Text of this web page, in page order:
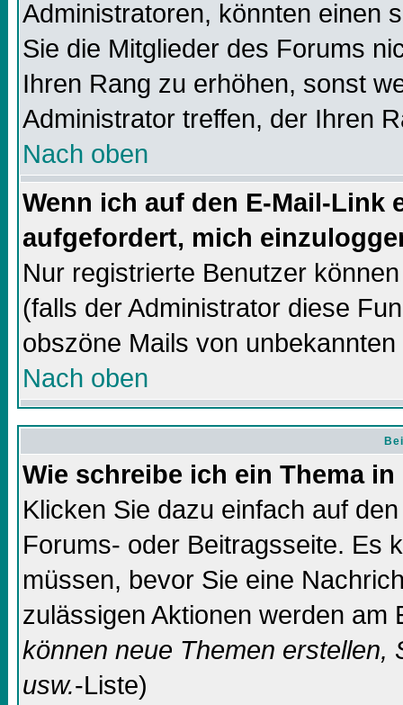
Administratoren, könnten einen
Sie die Mitglieder des Forums
Ihren Rang zu erhöhen, sonst
Administrator treffen, der Ihren
Nach oben
Wenn ich auf den E-Mail-Link
aufgefordert, mich
Nur registrierte Benutzer
(falls der Administrator diese
obszöne Mails von
Nach oben
Wie schreibe ich ein Thema
Klicken Sie dazu einfach auf
Forums- oder Beitragsseite. Es
müssen, bevor Sie eine
zulässigen Aktionen werden
können neue Themen erstellen,
usw.-Liste)